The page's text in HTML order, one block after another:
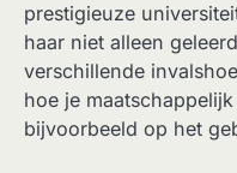
prestigieuze
haar niet alleen
verschillende
hoe je
bijvoorbeeld op het